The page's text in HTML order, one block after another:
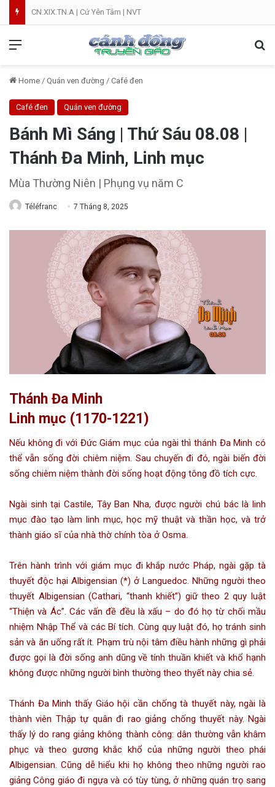
CN.XIX.TN.A | Cứ Yên Tâm | NVT
Home / Quán ven đường / Café đen
Café đen Quán ven đường
Bánh Mì Sáng | Thứ Sáu 08.08 |
Thánh Đa Minh, Linh mục
Mùa Thường Niên | Phụng vụ năm C
Téléfranc 7 Tháng 8, 2025
Thánh Đa Minh
Linh mục (1170-1221)
Nếu không đi với Đức Giám mục của ngài thì thánh Đa Minh có
thể vẫn sống đời chiêm niệm. Sau chuyến đi đó, ngài biến đời
sống chiêm niệm thành đời sống hoạt động tông đồ tích cực.
Ngài sinh tại Castile, Tây Ban Nha, được người chú bác là linh
mục đào tạo làm linh mục, học mỹ thuật và thần học, và trở
thành giáo sĩ của nhà thờ chính tòa ở Osma.
Trên hành trình với giám mục đi khắp nước Pháp, ngài gặp tà
thuyết độc hại Albigensian (*) ở Languedoc. Những người theo
thuyết Albigensian (Cathari, “thanh khiết”) giữ theo 2 quy luật
“Thiện và Ác”. Các vấn đề đều là xấu – do đó họ từ chối mầu
nhiệm Nhập Thể và các Bí tích. Cùng quy luật đó, họ tránh sinh
sản và ăn uống rất ít. Phạm trù nội tâm điều hành những gì phải
được gọi là đời sống anh dũng về tính thuần khiết và khổ hạnh
không được những người bình thường theo thyết này chia sẻ.
Thánh Đa Minh thấy Giáo hội cần chống tà thuyết này, ngài là
thành viên Thập tự quân đi rao giảng chống thuyết này. Ngài
thấy lý do rang giảng không thành công: dân thường vẫn khâm
phục và theo gương khắc khổ của những người theo phái
Albigensian. Cũng dễ hiểu khi họ không theo những người rao
giảng Công giáo đi ngựa và có tùy tùng, ở những quán trọ sang